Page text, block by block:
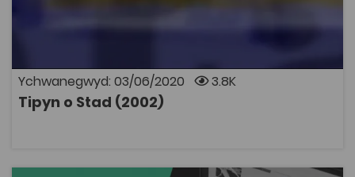
Ychwanegwyd: 03/06/2020 3.8K
Tipyn o Stad (2002)
Cyfres ddrama yn dilyn hynt a helynt trigolion stad
S4C. Mae modd ymaelodi ar wefan y Coleg Cymraeg
Cenedlaethol i gael cyfrif.
AGOR
Rheolaeth Strategol